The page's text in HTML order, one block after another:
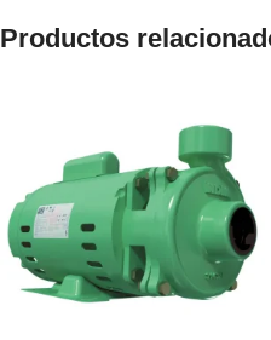
Productos